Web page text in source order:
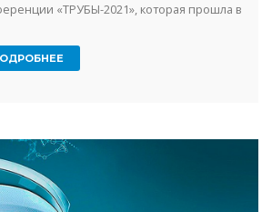
«ТРУБЫ-2021», которая прошла в
при поддержке Министерства ...